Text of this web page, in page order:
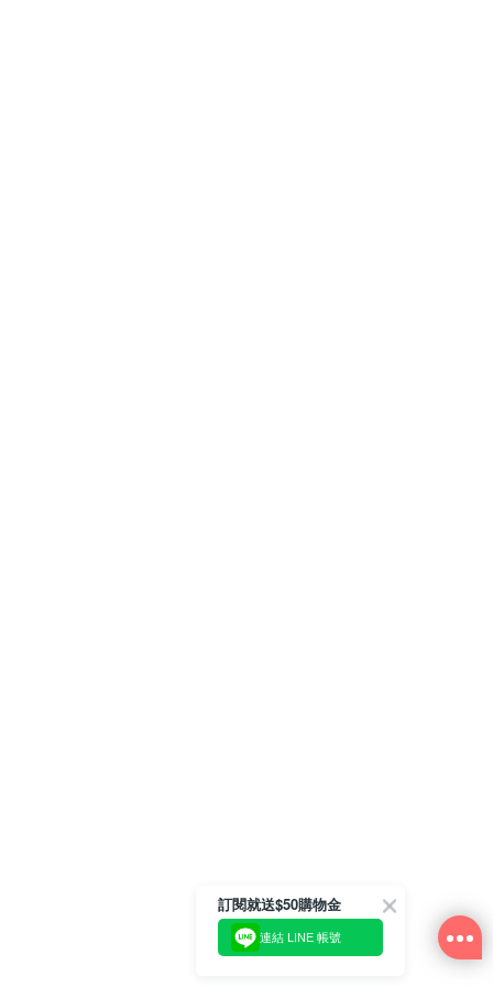
訂閱就送$50購物金
連結 LINE 帳號